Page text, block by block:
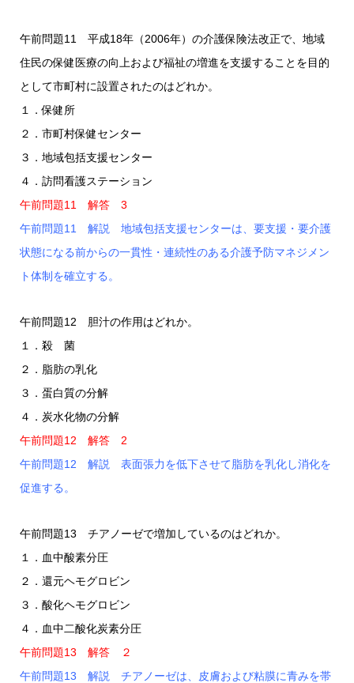
午前問題11 平成18年（2006年）の介護保険法改正で、地域
住民の保健医療の向上および福祉の増進を支援することを目的
として市町村に設置されたのはどれか。
１．保健所
２．市町村保健センター
３．地域包括支援センター
４．訪問看護ステーション
午前問題11 解答 3
午前問題11 解説 地域包括支援センターは、要支援・要介護
状態になる前からの一貫性・連続性のある介護予防マネジメン
ト体制を確立する。
午前問題12 胆汁の作用はどれか。
１．殺 菌
２．脂肪の乳化
３．蛋白質の分解
４．炭水化物の分解
午前問題12 解答 2
午前問題12 解説 表面張力を低下させて脂肪を乳化し消化を
促進する。
午前問題13 チアノーゼで増加しているのはどれか。
１．血中酸素分圧
２．還元ヘモグロビン
３．酸化ヘモグロビン
４．血中二酸化炭素分圧
午前問題13 解答 ２
午前問題13 解説 チアノーゼは、皮膚および粘膜に青みを帯